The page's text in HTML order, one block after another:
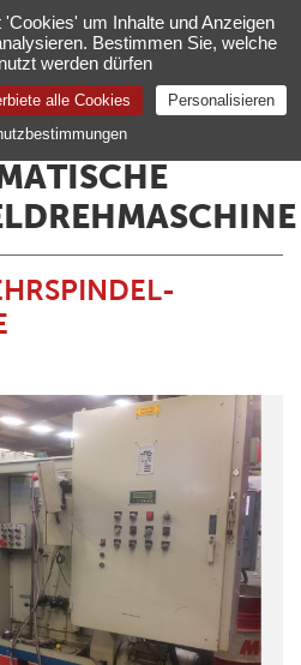
DE
um Inhalte und Anzeigen
Bestimmen Sie, welche
werden dürfen
alle Cookies
Personalisieren